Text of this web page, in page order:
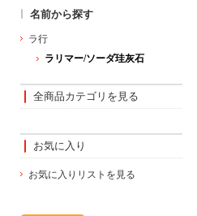
名前から探す
ラ行
ラリマー/ソーダ珪灰石
全商品カテゴリを見る
お気に入り
お気に入りリストを見る